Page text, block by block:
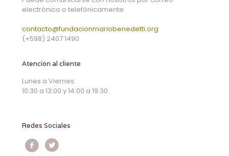
electrónico o telefónicamente:
contacto@fundacionmariobenedetti.org
(+598) 2407 1490
Atención al cliente
Lunes a Viernes:
10:30 a 13:00 y 14:00 a 19:30
Redes Sociales